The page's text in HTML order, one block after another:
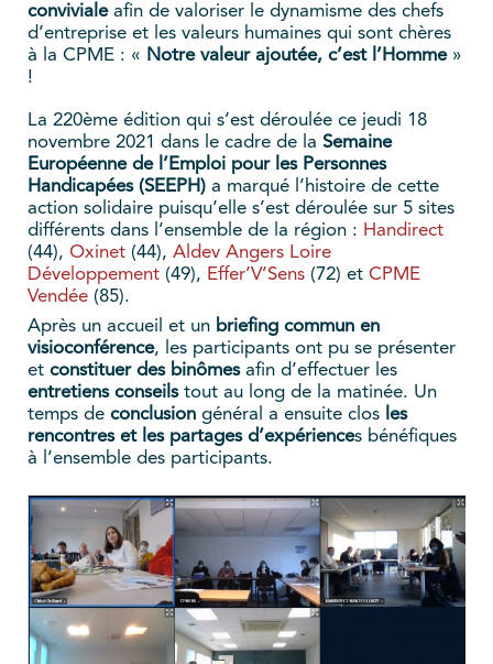
convivialeafin de valoriser le dynamisme des chefs
d’entreprise et les valeurs humaines qui sont chères
à la CPME : « Notre valeur ajoutée, c’est l’Homme»
!
La 220ème édition qui s’est déroulée ce jeudi 18
novembre 2021 dans le cadre de la Semaine
Européenne de l’Emploi pour les Personnes
Handicapées (SEEPH) a marqué l’histoire de cette
action solidaire puisqu’elle s’est déroulée sur 5 sites
différents dans l’ensemble de la région : Handirect
(44), Oxinet (44), Aldev Angers Loire
Développement (49), Effer’V’Sens (72) et CPME
Vendée (85).
Après un accueil et un briefing commun en
visioconférence, les participants ont pu se présenter
et constituer des binômesafin d’effectuer les
entretiens conseilstout au long de la matinée. Un
temps de conclusion général a ensuite clos les
rencontres et les partages d’expériences bénéfiques
à l’ensemble des participants.